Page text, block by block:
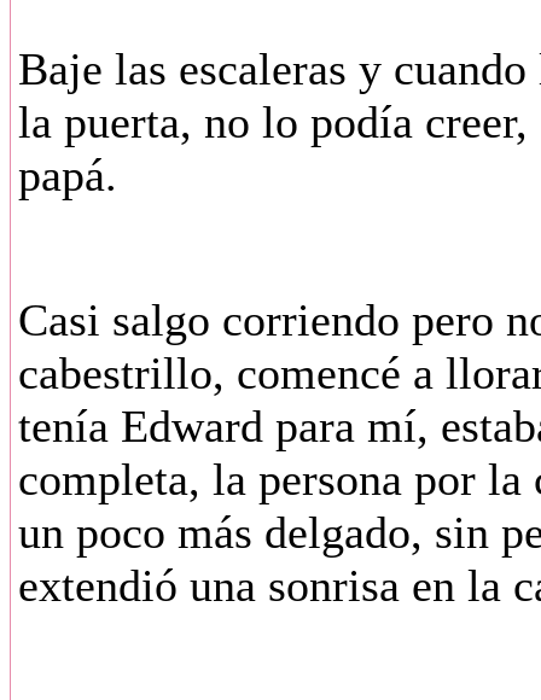
Baje las escaleras y
la puerta, no lo podía
papá.
Casi salgo corriendo pero
cabestrillo, comencé a
tenía Edward para mí,
completa, la persona por
un poco más delgado, sin
extendió una sonrisa en la